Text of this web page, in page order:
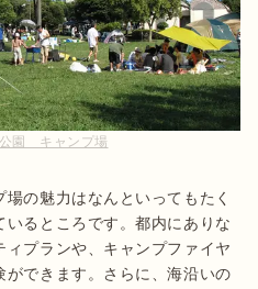
園 キャンプ場
の魅力はなんといってもたく
るところです。都内にありな
プランや、キャンプファイヤ
できます。さらに、海沿いの